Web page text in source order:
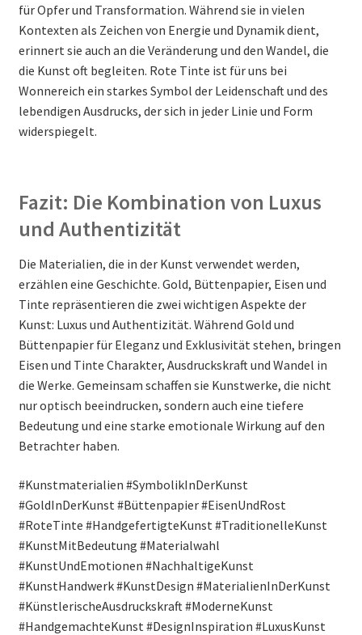
für Opfer und Transformation. Während sie in vielen
Kontexten als Zeichen von Energie und Dynamik dient,
erinnert sie auch an die Veränderung und den Wandel, die
die Kunst oft begleiten. Rote Tinte ist für uns bei
Wonnereich ein starkes Symbol der Leidenschaft und des
lebendigen Ausdrucks, der sich in jeder Linie und Form
widerspiegelt.
Fazit: Die Kombination von Luxus
und Authentizität
Die Materialien, die in der Kunst verwendet werden,
erzählen eine Geschichte. Gold, Büttenpapier, Eisen und
Tinte repräsentieren die zwei wichtigen Aspekte der
Kunst: Luxus und Authentizität. Während Gold und
Büttenpapier für Eleganz und Exklusivität stehen, bringen
Eisen und Tinte Charakter, Ausdruckskraft und Wandel in
die Werke. Gemeinsam schaffen sie Kunstwerke, die nicht
nur optisch beeindrucken, sondern auch eine tiefere
Bedeutung und eine starke emotionale Wirkung auf den
Betrachter haben.
#Kunstmaterialien #SymbolikInDerKunst
#GoldInDerKunst #Büttenpapier #EisenUndRost
#RoteTinte #HandgefertigteKunst #TraditionelleKunst
#KunstMitBedeutung #Materialwahl
#KunstUndEmotionen #NachhaltigeKunst
#KunstHandwerk #KunstDesign #MaterialienInDerKunst
#KünstlerischeAusdruckskraft #ModerneKunst
#HandgemachteKunst #DesignInspiration #LuxusKunst